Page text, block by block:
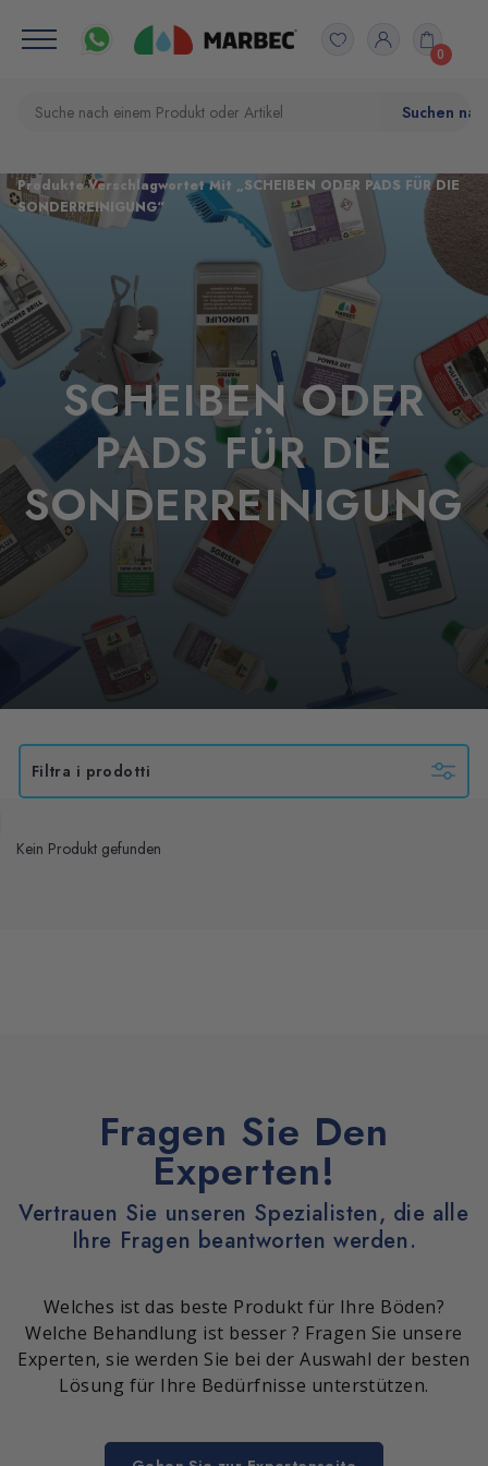
0
Produkte Verschlagwortet Mit „SCHEIBEN ODER PADS FÜR DIE
SONDERREINIGUNG“
SCHEIBEN ODER
PADS FÜR DIE
SONDERREINIGUNG
Filtra i prodotti
Kein Produkt gefunden
Fragen Sie Den
Experten!
Vertrauen Sie unseren Spezialisten, die alle
Ihre Fragen beantworten werden.
Welches ist das beste Produkt für Ihre Böden?
Welche Behandlung ist besser ? Fragen Sie unsere
Experten, sie werden Sie bei der Auswahl der besten
Lösung für Ihre Bedürfnisse unterstützen.